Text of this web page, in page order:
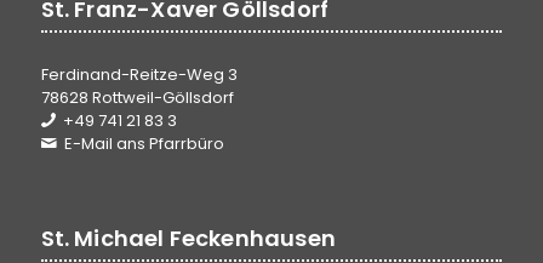
St. Franz-Xaver Göllsdorf
Ferdinand-Reitze-Weg 3
78628 Rottweil-Göllsdorf
+49 741 21 83 3
E-Mail ans Pfarrbüro
St. Michael Feckenhausen